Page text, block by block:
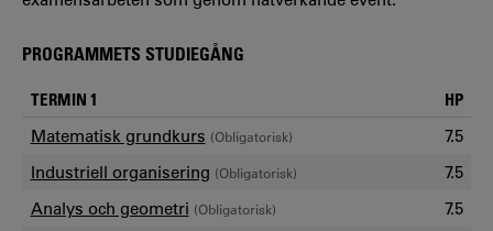
PROGRAMMETS STUDIEGÅNG
TERMIN 1 HP
Matematisk grundkurs (Obligatorisk)
7.5
Industriell organisering (Obligatorisk)
7.5
Analys och geometri (Obligatorisk)
7.5